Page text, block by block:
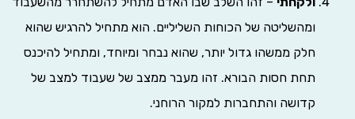
ומהשליטה של הכוחות השליליים. הוא מתחיל להרגיש שהוא
חלק ממשהו גדול יותר, שהוא נבחר ומיוחד, ומתחיל להיכנס
תחת חסות הבורא. זהו מעבר ממצב של שעבוד למצב של
קדושה והתחברות למקור הרוחני.